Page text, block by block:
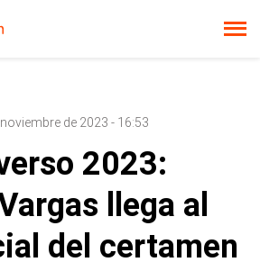
de 2023 - 16:53
2023:
llega al
del certamen